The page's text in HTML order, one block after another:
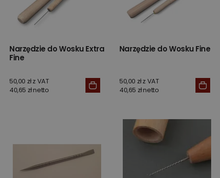
Narzędzie do Wosku Extra
Fine
50,00 zł z VAT
40,65 zł netto
Narzędzie do Wosku Fine
50,00 zł z VAT
40,65 zł netto